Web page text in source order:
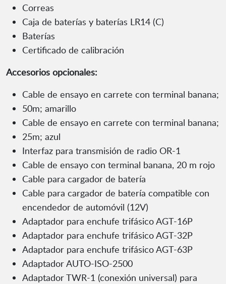
Correas
Caja de baterías y baterías LR14 (C)
Baterías
Certificado de calibración
Accesorios opcionales:
Cable de ensayo en carrete con terminal banana;
50m; amarillo
Cable de ensayo en carrete con terminal banana;
25m; azul
Interfaz para transmisión de radio OR-1
Cable de ensayo con terminal banana, 20 m rojo
Cable para cargador de batería
Cable para cargador de batería compatible con
encendedor de automóvil (12V)
Adaptador para enchufe trifásico AGT-16P
Adaptador para enchufe trifásico AGT-32P
Adaptador para enchufe trifásico AGT-63P
Adaptador AUTO-ISO-2500
Adaptador TWR-1 (conexión universal) para